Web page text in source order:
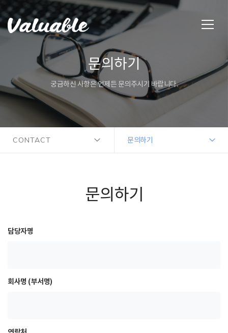
문의하기
궁금하신 사항은 언제든 문의주시기 바랍니다.
CONTACT 문의하기
문의하기
담당자명
회사명 (부서명)